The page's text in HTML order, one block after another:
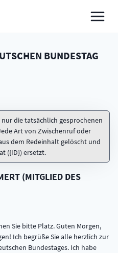
BUNDESTAG
die tatsächlich gesprochenen
Art von Zwischenruf oder
dem Redeinhalt gelöscht und
({ID}) ersetzt.
(MITGLIED DES
Sie bitte Platz. Guten Morgen,
Ich begrüße Sie alle herzlich zur
Bundestages. Ich habe